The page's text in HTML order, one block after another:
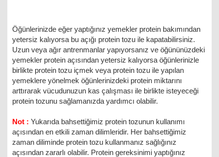
Öğünlerinizde eğer yaptığınız yemekler protein bakımından
yetersiz kalıyorsa bu açığı protein tozu ile kapatabilirsiniz.
Uzun veya ağır antrenmanlar yapıyorsanız ve öğününüzdeki
yemekler protein açısından yetersiz kalıyorsa öğünlerinizle
birlikte protein tozu içmek veya protein tozu ile yapılan
yemeklere yönelmek öğünlerinizdeki protein miktarını
arttırarak vücudunuzun kas çalışması ile birlikte isteyeceği
protein tozunu sağlamanızda yardımcı olabilir.
Not : Yukarıda bahsettiğimiz protein tozunun kullanımı
açısından en etkili zaman dilimleridir. Her bahsettiğimiz
zaman diliminde protein tozu kullanmanız sağlığınız
açısından zararlı olabilir. Protein gereksinimi yaptığınız